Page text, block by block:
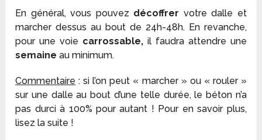
En général, vous pouvez décoffrer votre dalle et
marcher dessus au bout de 24h-48h. En revanche,
pour une voie carrossable, il faudra attendre une
semaine au minimum.
Commentaire : si l’on peut « marcher » ou « rouler »
sur une dalle au bout d’une telle durée, le béton n’a
pas durci à 100% pour autant ! Pour en savoir plus,
lisez la suite !